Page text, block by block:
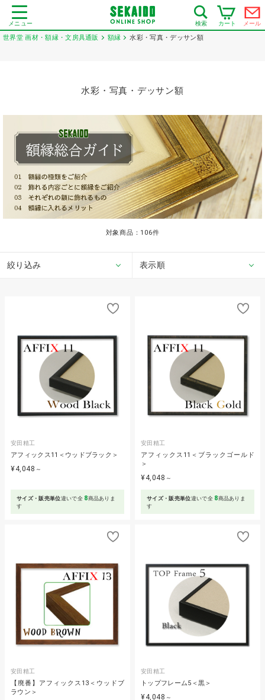
メニュー 検索 カート メール
世界堂 画材・額縁・文房具通販 額縁 水彩・写真・デッサン額
水彩・写真・デッサン額
対象商品： 106件
絞り込み 表示順
安田精工
アフィックス11＜ウッドブラック＞
¥4,048 ～
サイズ・販売単位違いで全 8商品ありま
す
安田精工
アフィックス11＜ブラックゴールド
＞
¥4,048 ～
サイズ・販売単位違いで全 8商品ありま
す
安田精工
【廃番】アフィックス13＜ウッドブ
ラウン＞
安田精工
トップフレーム5＜黒＞
¥4,048 ～